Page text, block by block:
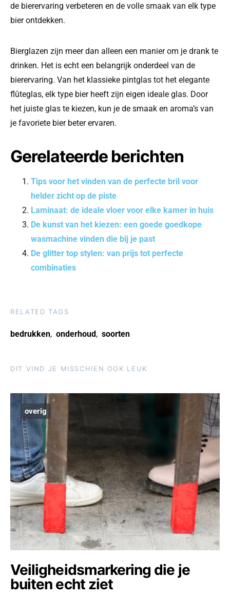
de bierervaring verbeteren en de volle smaak van elk type
bier ontdekken.
Bierglazen zijn meer dan alleen een manier om je drank te
drinken. Het is echt een belangrijk onderdeel van de
bierervaring. Van het klassieke pintglas tot het elegante
flûteglas, elk type bier heeft zijn eigen ideale glas. Door
het juiste glas te kiezen, kun je de smaak en aroma’s van
je favoriete bier beter ervaren.
Gerelateerde berichten
Tips voor het vinden van de perfecte bril voor
helder zicht op de piste
Laminaat: de ideale vloer voor elke kamer in huis
De kunst van het kiezen: een goede goedkope
wasmachine vinden die bij je past
De glitter top stylen: van prijs tot perfecte
combinaties
RELATED TAGS
bedrukken, onderhoud, soorten
DIT VIND JE MISSCHIEN OOK LEUK
overig
Veiligheidsmarkering die je
buiten echt ziet